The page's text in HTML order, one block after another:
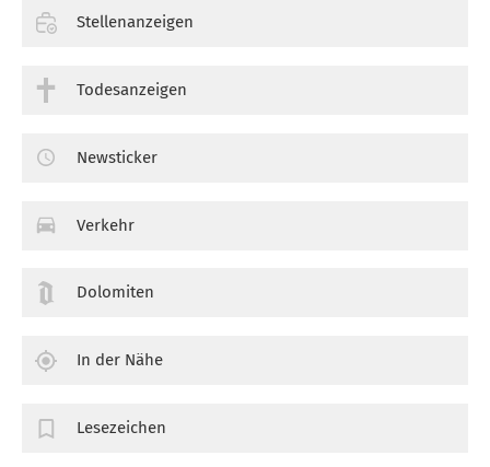
Stellenanzeigen
Todesanzeigen
Newsticker
Verkehr
Dolomiten
In der Nähe
Lesezeichen